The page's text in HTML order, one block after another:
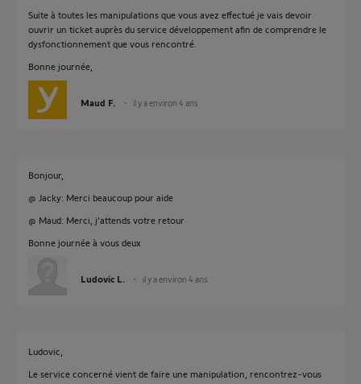
Suite à toutes les manipulations que vous avez effectué je vais devoir
ouvrir un ticket auprès du service développement afin de comprendre le
dysfonctionnement que vous rencontré.
Bonne journée,
Maud F. il y a environ 4 ans
Bonjour,
@ Jacky: Merci beaucoup pour aide
@ Maud: Merci, j'attends votre retour
Bonne journée à vous deux
Ludovic L. il y a environ 4 ans
Ludovic,
Le service concerné vient de faire une manipulation, rencontrez-vous